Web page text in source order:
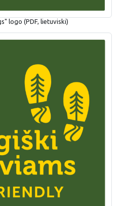
logo (PDF, lietuviski)